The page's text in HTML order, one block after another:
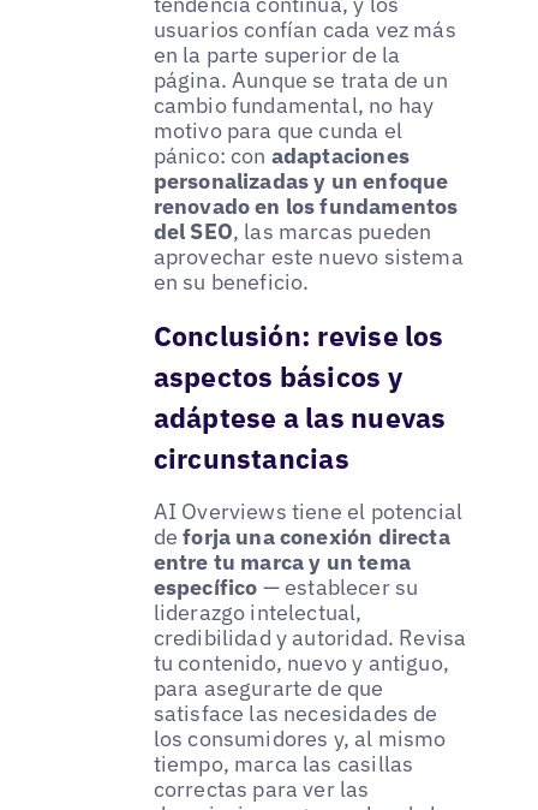
usuarios confían cada vez más
en la parte superior de la
página. Aunque se trata de un
cambio fundamental, no hay
motivo para que cunda el
pánico: con adaptaciones
personalizadas y un enfoque
renovado en los fundamentos
del SEO, las marcas pueden
aprovechar este nuevo sistema
en su beneficio.
Conclusión: revise los
aspectos básicos y
adáptese a las nuevas
circunstancias
AI Overviews tiene el potencial
deforja una conexión directa
entre tu marca y un tema
específico — establecer su
liderazgo intelectual,
credibilidad y autoridad. Revisa
tu contenido, nuevo y antiguo,
para asegurarte de que
satisface las necesidades de
los consumidores y, al mismo
tiempo, marca las casillas
correctas para ver las